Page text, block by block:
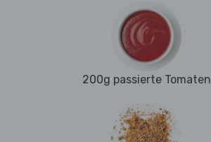
200g passierte Tomaten